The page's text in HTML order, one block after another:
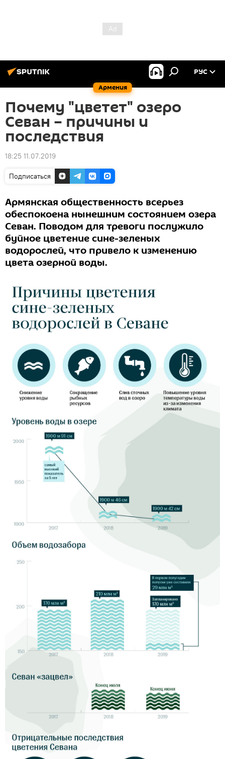
Армения
РУС
Почему "цветет" озеро
Севан – причины и
последствия
18:25 11.07.2019
Подписаться
Армянская общественность всерьез
обеспокоена нынешним состоянием озера
Севан. Поводом для тревоги послужило
буйное цветение сине-зеленых
водорослей, что привело к изменению
цвета озерной воды.